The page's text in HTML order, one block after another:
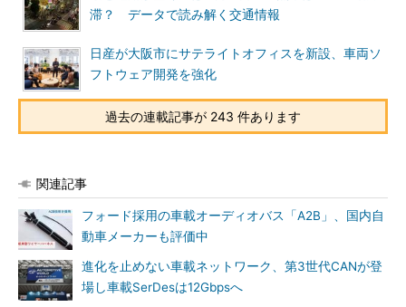
滞？ データで読み解く交通情報
日産が大阪市にサテライトオフィスを新設、車両ソ
フトウェア開発を強化
過去の連載記事が 243 件あります
関連記事
フォード採用の車載オーディオバス「A2B」、国内自
動車メーカーも評価中
進化を止めない車載ネットワーク、第3世代CANが登
場し車載SerDesは12Gbpsへ